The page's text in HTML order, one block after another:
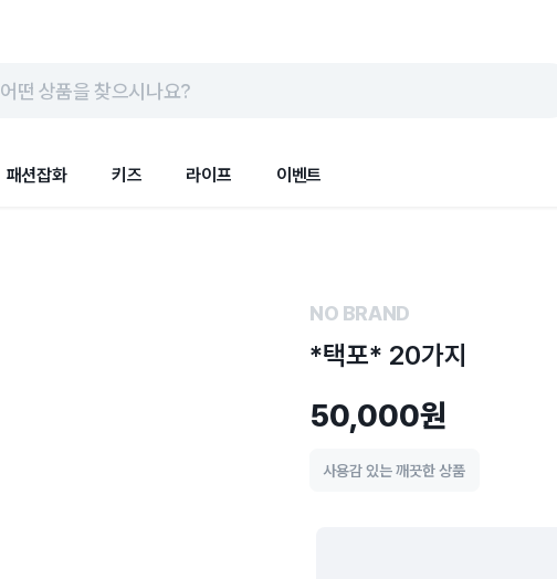
어떤 상품을 찾으시나요?
패션잡화 키즈 라이프 이벤트
NO BRAND
*택포* 20가지
50,000원
사용감 있는 깨끗한 상품